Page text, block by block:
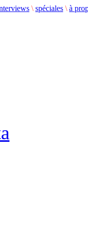
\ spéciales \ à